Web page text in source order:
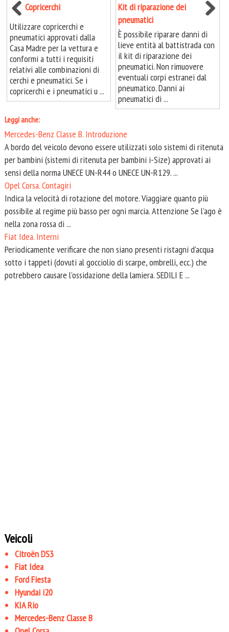
Copricerchi
Utilizzare copricerchi e
pneumatici approvati dalla
Casa Madre per la vettura e
conformi a tutti i requisiti
relativi alle combinazioni di
cerchi e pneumatici. Se i
copricerchi e i pneumatici u ...
Kit di riparazione dei
pneumatici
È possibile riparare danni di
lieve entità al battistrada con
il kit di riparazione dei
pneumatici. Non rimuovere
eventuali corpi estranei dal
pneumatico. Danni ai
pneumatici di ...
Leggi anche:
Mercedes-Benz Classe B. Introduzione
A bordo del veicolo devono essere utilizzati solo sistemi di ritenuta
per bambini (sistemi di ritenuta per bambini i-Size) approvati ai
sensi della norma UNECE UN-R44 o UNECE UN-R129. ...
Opel Corsa. Contagiri
Indica la velocità di rotazione del motore. Viaggiare quanto più
possibile al regime più basso per ogni marcia. Attenzione Se l'ago è
nella zona rossa di ...
Fiat Idea. Interni
Periodicamente verificare che non siano presenti ristagni d’acqua
sotto i tappeti (dovuti al gocciolio di scarpe, ombrelli, ecc.) che
potrebbero causare l’ossidazione della lamiera. SEDILI E ...
Veicoli
Citroën DS3
Fiat Idea
Ford Fiesta
Hyundai i20
KIA Rio
Mercedes-Benz Classe B